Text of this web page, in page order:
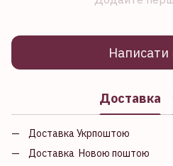
Написати
Доставка
Доставка Укрпоштою
Доставка Новою поштою